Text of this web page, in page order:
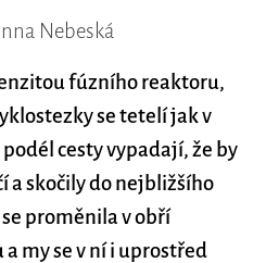
Nebeská
fúzního reaktoru,
se tetelí jak v
cesty vypadají, že by
a skočily do nejbližšího
proměnila v obří
my se v ní i uprostřed